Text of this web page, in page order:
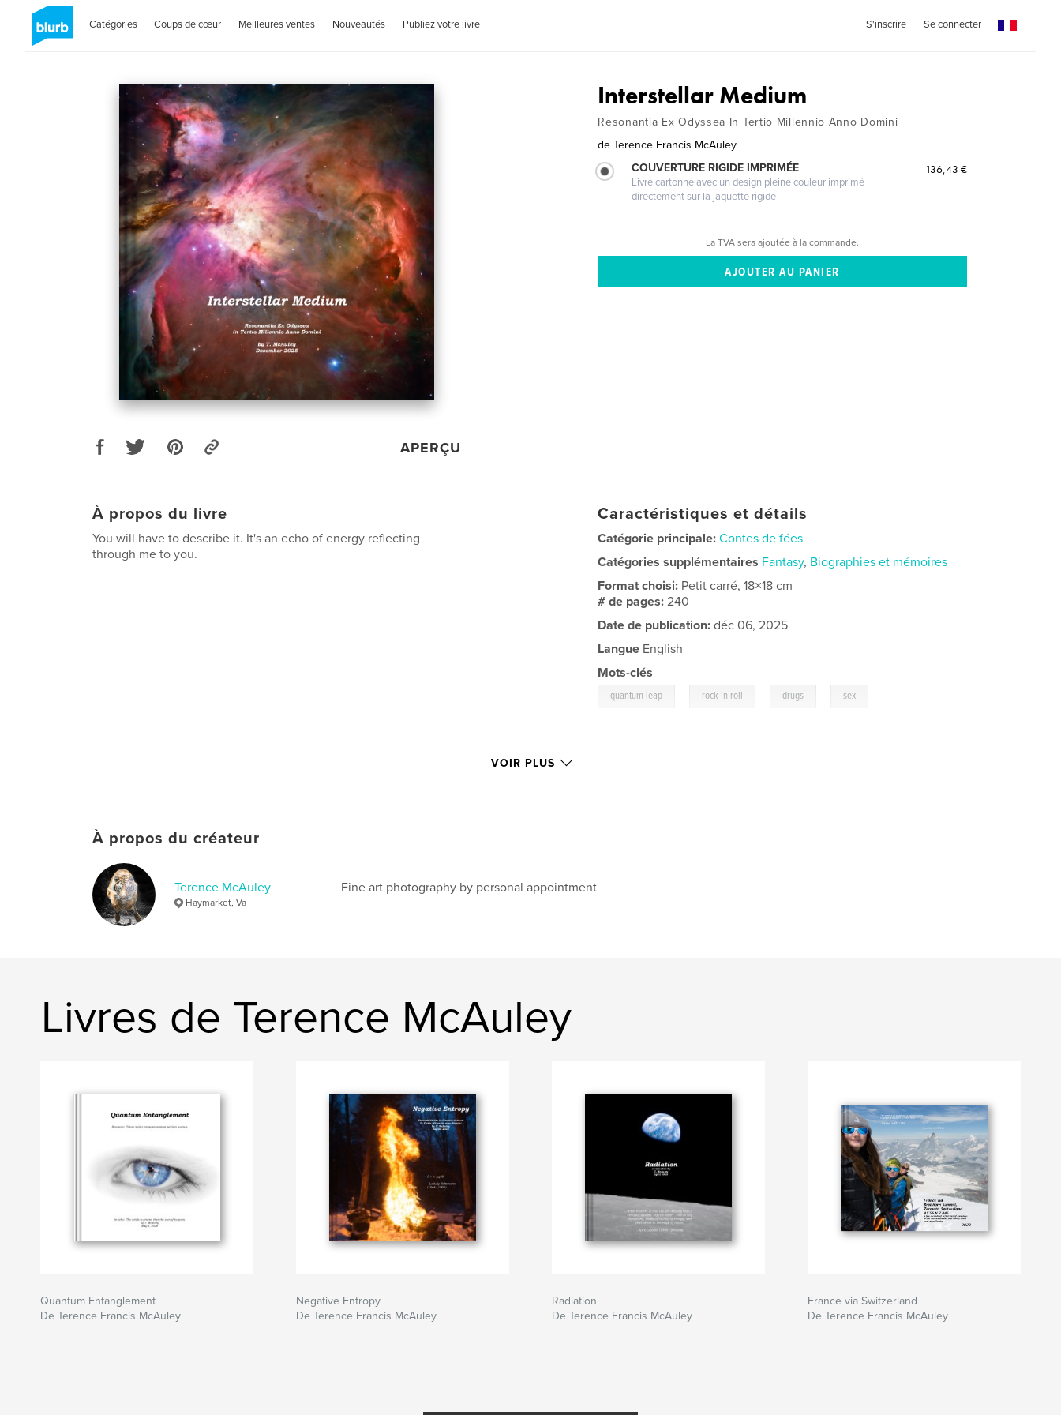
Catégories Coups de cœur Meilleures ventes Nouveautés Publiez votre livre S'inscrire Se connecter
APERÇU
Interstellar Medium
Resonantia Ex Odyssea In Tertio Millennio Anno Domini
de Terence Francis McAuley
COUVERTURE RIGIDE IMPRIMÉE
Livre cartonné avec un design pleine couleur imprimé
directement sur la jaquette rigide
136,43 €
La TVA sera ajoutée à la commande.
À propos du livre
You will have to describe it. It's an echo of energy reflecting
through me to you.
Caractéristiques et détails
Catégorie principale: Contes de fées
Catégories supplémentaires Fantasy, Biographies et mémoires
Format choisi: Petit carré, 18×18 cm
# de pages:240
Date de publication: déc 06, 2025
Langue English
Mots-clés
quantum leap rock 'n roll drugs sex
VOIR PLUS
À propos du créateur
Terence McAuley
Haymarket, Va
Fine art photography by personal appointment
Livres de Terence McAuley
Quantum Entanglement
De Terence Francis McAuley
Negative Entropy
De Terence Francis McAuley
Radiation
De Terence Francis McAuley
France via Switzerland
De Terence Francis McAuley